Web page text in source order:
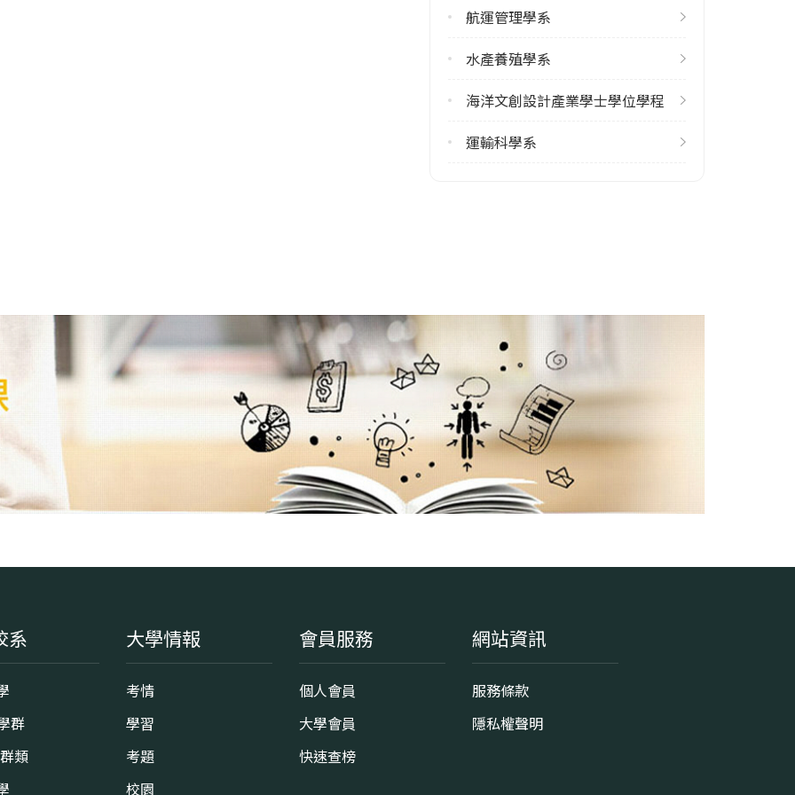
3
修輔系人數
4
113學年度下學期
學系電話
(02)24622192 #5560
學系地址
基隆市中正區北寧路2號
航運管理學系
水產養殖學系
海洋文創設計產業學士學位學程
運輸科學系
系
群
類
大學情報
考情
學習
考題
校園
會員服務
個人會員
大學會員
快速查榜
網站資訊
服務條款
隱私權聲明